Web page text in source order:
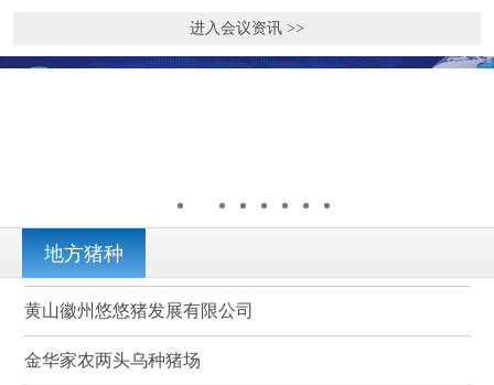
进入会议资讯 >>
地方猪种
黄山徽州悠悠猪发展有限公司
金华家农两头乌种猪场